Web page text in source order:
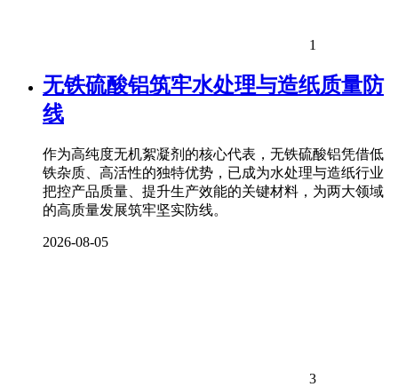
1
无铁硫酸铝筑牢水处理与造纸质量防
线
作为高纯度无机絮凝剂的核心代表，无铁硫酸铝凭借低
铁杂质、高活性的独特优势，已成为水处理与造纸行业
把控产品质量、提升生产效能的关键材料，为两大领域
的高质量发展筑牢坚实防线。
2026-08-05
3